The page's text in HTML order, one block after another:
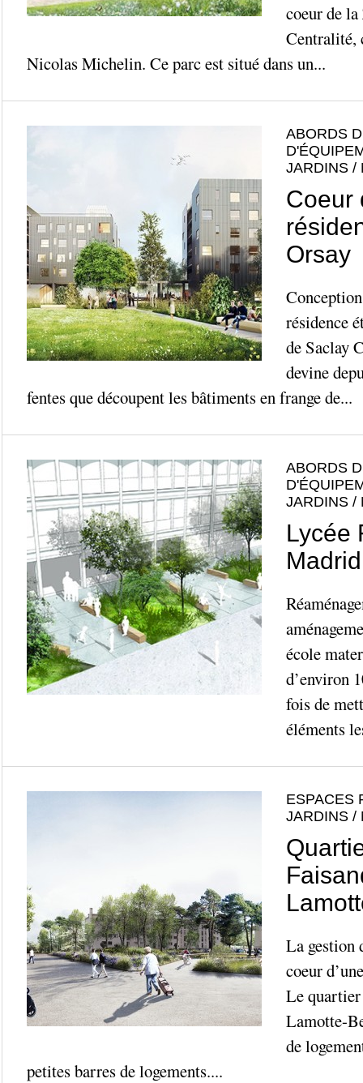
coeur de
Centralité,
Nicolas Michelin. Ce parc est situé dans un...
ABORDS
JARDINS /
Coeur
Orsay
résidence
de Saclay
devine
fentes que découpent les bâtiments en frange de...
ABORDS
JARDINS /
Lycée
Madrid
école
d’environ
fois de
éléments
ESPACES
JARDINS /
La gestion
coeur
Le quartier
Lamotte-
de
petites barres de logements....